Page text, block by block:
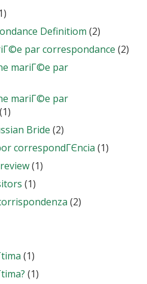
Definitiom (2)
par correspondance (2)
mariГ©e par
mariГ©e par
(1)
Bride (2)
correspondГЄncia (1)
(1)
(1)
(2)
(1)
(1)